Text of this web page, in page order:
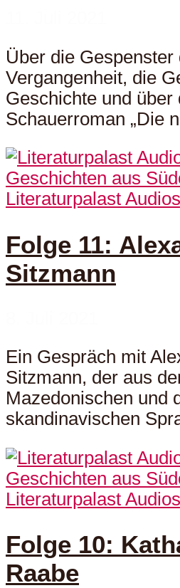
Über die Gespenster
Vergangenheit, die
Geschichte und über
Schauerroman „Die
Literaturpalast
Folge 11:
Sitzmann
Ein Gespräch mit
Sitzmann, der aus
Mazedonischen und
skandinavischen
Literaturpalast
Folge 10:
Raabe